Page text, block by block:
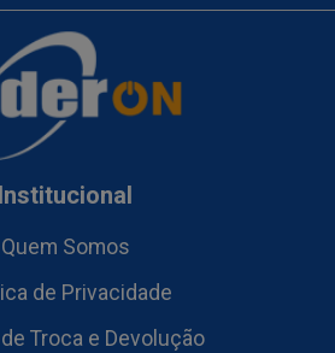
Institucional
Quem Somos
de Privacidade
Troca e Devolução